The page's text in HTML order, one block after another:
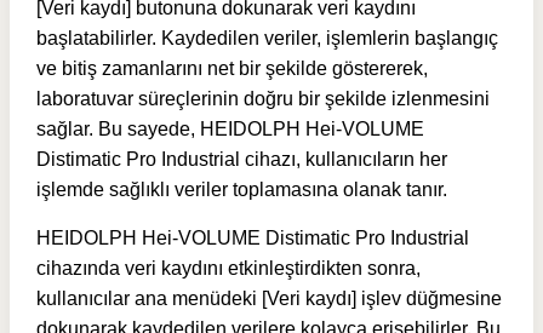
[Veri kaydı] butonuna dokunarak veri kaydını
başlatabilirler. Kaydedilen veriler, işlemlerin başlangıç
ve bitiş zamanlarını net bir şekilde göstererek,
laboratuvar süreçlerinin doğru bir şekilde izlenmesini
sağlar. Bu sayede, HEIDOLPH Hei-VOLUME
Distimatic Pro Industrial cihazı, kullanıcıların her
işlemde sağlıklı veriler toplamasına olanak tanır.
HEIDOLPH Hei-VOLUME Distimatic Pro Industrial
cihazında veri kaydını etkinleştirdikten sonra,
kullanıcılar ana menüdeki [Veri kaydı] işlev düğmesine
dokunarak kaydedilen verilere kolayca erişebilirler. Bu